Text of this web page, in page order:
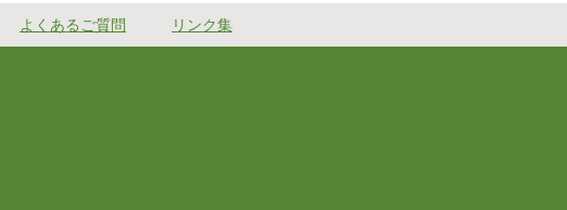
よくあるご質問 リンク集